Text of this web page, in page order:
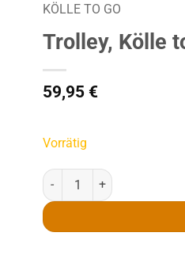
KÖLLE TO GO
Trolley, Kölle
59,95 €
Vorrätig
Trolley, Kölle to go, schwarz